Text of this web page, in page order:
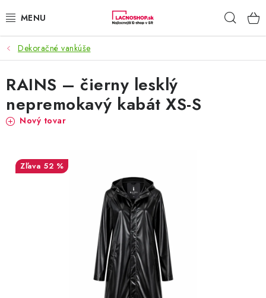
na
NAŠE AKCIE!
NAŠE NOVINKY!
POTRAVINY
NÁBYTOK
OBLEČENIE A MÓDA
Dekoračné vankúše
RAINS – čierny lesklý
nepremokavý kabát XS-S
Nový tovar
52 %